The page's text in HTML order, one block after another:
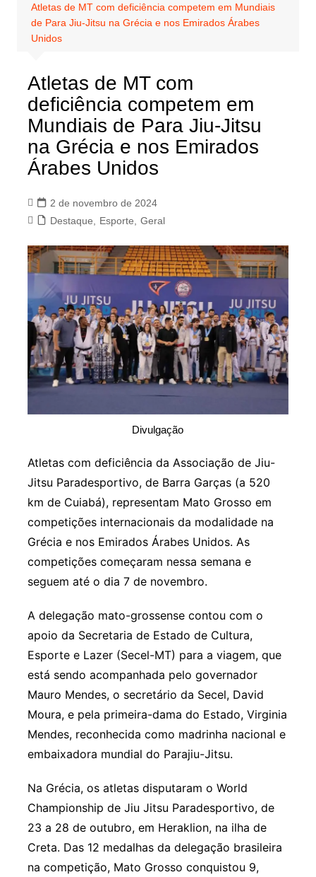
Atletas de MT com deficiência competem em Mundiais
de Para Jiu-Jitsu na Grécia e nos Emirados Árabes
Unidos
Atletas de MT com
deficiência competem em
Mundiais de Para Jiu-Jitsu
na Grécia e nos Emirados
Árabes Unidos
2 de novembro de 2024
Destaque
Esporte Geral
Divulgação
Atletas com deficiência da Associação de Jiu-
Jitsu Paradesportivo, de Barra Garças (a 520
km de Cuiabá), representam Mato Grosso em
competições internacionais da modalidade na
Grécia e nos Emirados Árabes Unidos. As
competições começaram nessa semana e
seguem até o dia 7 de novembro.
A delegação mato-grossense contou com o
apoio da Secretaria de Estado de Cultura,
Esporte e Lazer (Secel-MT) para a viagem, que
está sendo acompanhada pelo governador
Mauro Mendes, o secretário da Secel, David
Moura, e pela primeira-dama do Estado, Virginia
Mendes, reconhecida como madrinha nacional e
embaixadora mundial do Parajiu-Jitsu.
Na Grécia, os atletas disputaram o World
Championship de Jiu Jitsu Paradesportivo, de
23 a 28 de outubro, em Heraklion, na ilha de
Creta. Das 12 medalhas da delegação brasileira
na competição, Mato Grosso conquistou 9,